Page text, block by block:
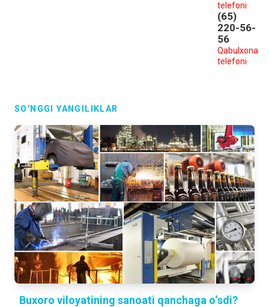
telefoni
(65)
220-56-
56
Qabulxona
telefoni
SO'NGGI YANGILIKLAR
Buxoro viloyatining sanoati qanchaga o‘sdi?